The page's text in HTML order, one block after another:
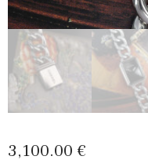
3,100 00 €